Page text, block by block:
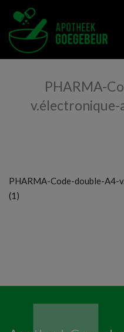
PHARMA-
v.électronique-
PHARMA-Code-double-A4-
(1)